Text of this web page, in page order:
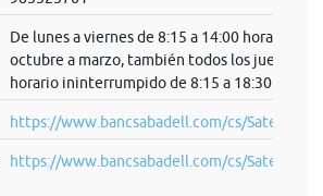
De lunes a viernes de 8:15 a 14:00 horas. De
octubre a marzo, también todos los jueves en
horario ininterrumpido de 8:15 a 18:30 horas.
https://www.bancsabadell.com/cs/Satellite/
https://www.bancsabadell.com/cs/Satel...